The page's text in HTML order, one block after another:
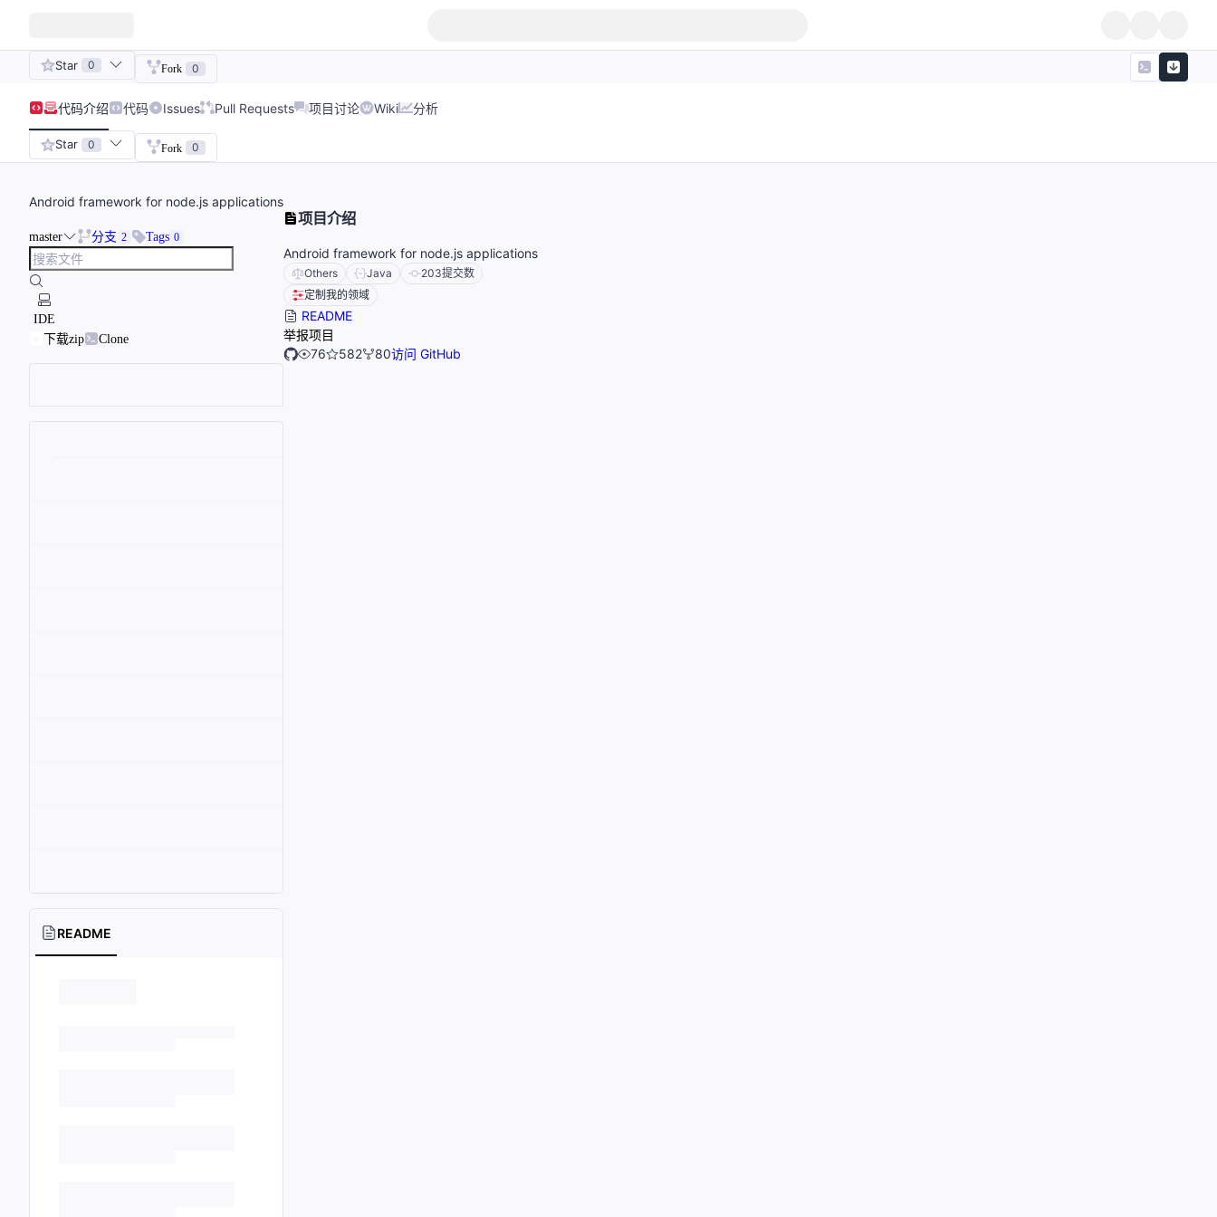
Star 0 Fork 0
代码介绍 代码 Issues Pull Requests 项目讨论 Wiki 分析
Star 0 Fork 0
Android framework for node.js applications
master 分支 2 Tags 0
IDE
下载zip
Clone
README
项目介绍
Android framework for node.js applications
Others Java 203提交数
定制我的领域
README
举报项目
76
582 80访问 GitHub